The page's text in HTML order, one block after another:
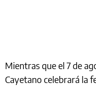
Mientras que el 7 de
Cayetano celebrará la